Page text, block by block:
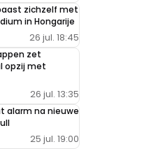
zichzelf met
in Hongarije
26 jul. 18:45
zet
opzij met
26 jul. 13:35
alarm na nieuwe
25 jul. 19:00